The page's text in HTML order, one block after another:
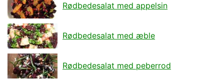
Rødbedesalat med appelsin
Rødbedesalat med æble
Rødbedesalat med peberrod